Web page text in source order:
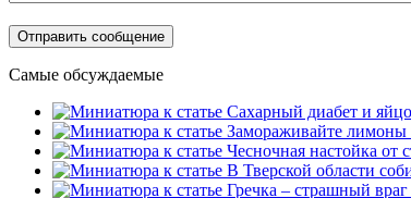
Самые обсуждаемые